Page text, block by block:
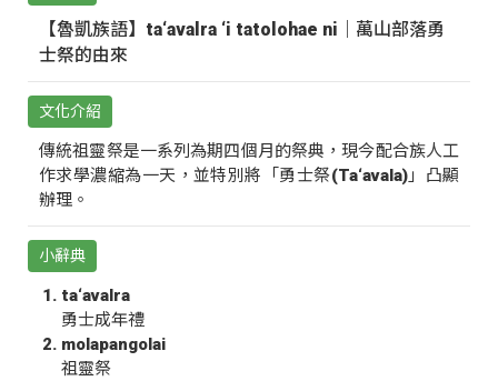
【魯凱族語】ta‘avalra ‘i tatolohae ni｜萬山部落勇
士祭的由來
文化介紹
傳統祖靈祭是一系列為期四個月的祭典，現今配合族人工
作求學濃縮為一天，並特別將「勇士祭(Ta‘avala)」凸顯
辦理。
小辭典
ta‘avalra
勇士成年禮
molapangolai
祖靈祭